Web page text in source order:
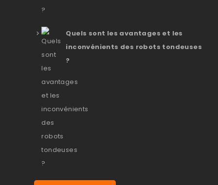
Quels sont les avantages et les
inconvénients des robots tondeuses
?